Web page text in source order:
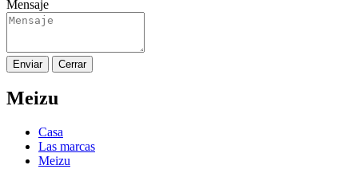
Mensaje
Enviar Cerrar
Meizu
Casa
Las marcas
Meizu